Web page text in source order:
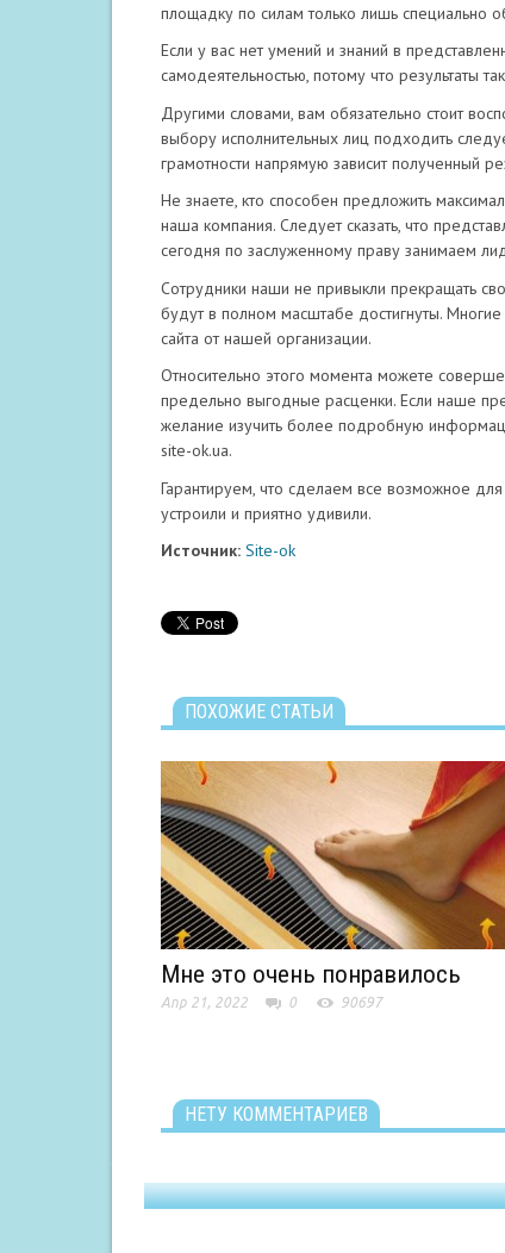
площадку по силам только лишь специально
Если у вас нет умений и знаний в
самодеятельностью, потому что результаты
Другими словами, вам обязательно стоит
выбору исполнительных лиц подходить
грамотности напрямую зависит полученный
Не знаете, кто способен предложить
наша компания. Следует сказать, что
сегодня по заслуженному праву занимаем
Сотрудники наши не привыкли прекращать
будут в полном масштабе достигнуты.
сайта от нашей организации.
Относительно этого момента можете
предельно выгодные расценки. Если наше
желание изучить более подробную
site-ok.ua.
Гарантируем, что сделаем все возможное для
устроили и приятно удивили.
Источник: Site-ok
ПОХОЖИЕ СТАТЬИ
Мне это очень понравилось
Апр 21, 2022 0 90697
НЕТУ КОММЕНТАРИЕВ